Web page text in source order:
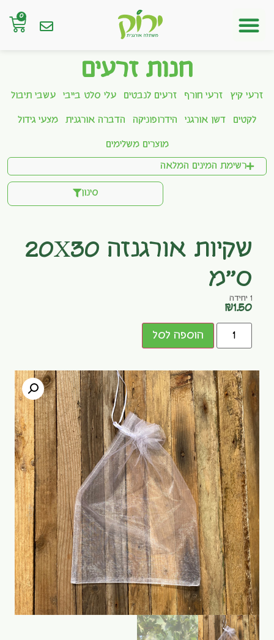
0
חנות זרעים
זרעי קיץ זרעי חורף זרעים לנבטים עלי סלט בייבי עשבי תיבול
לקטים דשן אורגני הידרופוניקה הדברה אורגנית מצעי גידול
מוצרים משלימים
רשימת המינים המלאה
סינון
שקיות אורגנזה 20X30
ס"מ
1 יחידה
₪1.50
הוספה לסל